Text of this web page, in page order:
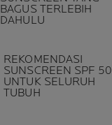
BAGUS TERLEBIH
DAHULU
REKOMENDASI
SUNSCREEN SPF 50
UNTUK SELURUH
TUBUH